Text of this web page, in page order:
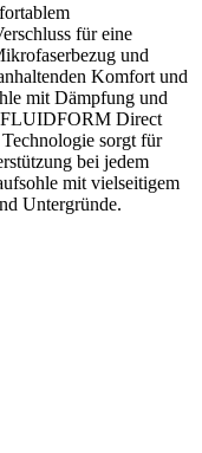
für eine
und
Komfort und
mit Dämpfung und
Direct
sorgt für
bei jedem
mit vielseitigem
Untergründe.